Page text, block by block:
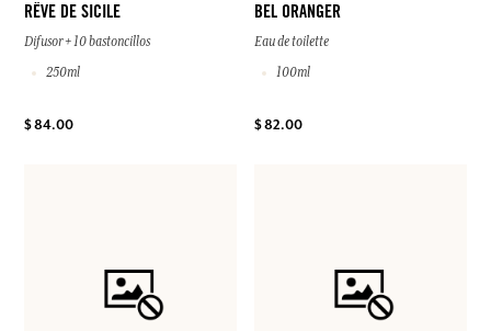
RÊVE DE SICILE
Difusor + 10 bastoncillos
250ml
$ 84.00
BEL ORANGER
Eau de toilette
100ml
$ 82.00